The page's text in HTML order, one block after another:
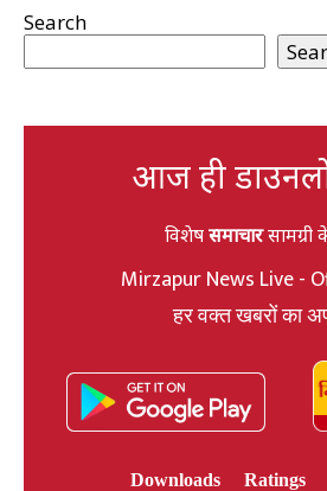
Search
आज ही
विशेषसमाचारसामग्री
Mirzapur News Live -
हर वक्त खबरों का
Downloads
Ratings